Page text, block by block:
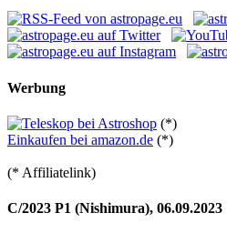
Werbung
(*)
Einkaufen bei amazon.de (*)
(* Affiliatelink)
C/2023 P1 (Nishimura), 06.09.2023